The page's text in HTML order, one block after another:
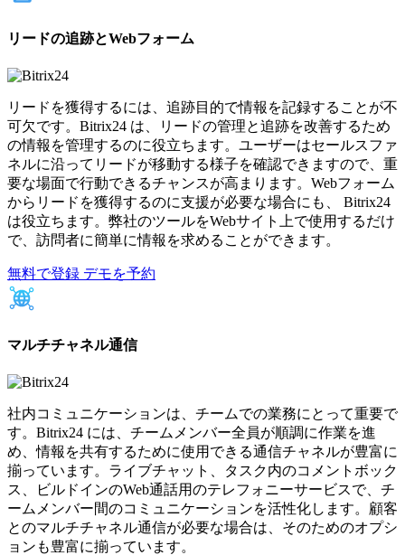
リードの追跡とWebフォーム
リードを獲得するには、追跡目的で情報を記録することが不
可欠です。Bitrix24 は、リードの管理と追跡を改善するため
の情報を管理するのに役立ちます。ユーザーはセールスファ
ネルに沿ってリードが移動する様子を確認できますので、重
要な場面で行動できるチャンスが高まります。Webフォーム
からリードを獲得するのに支援が必要な場合にも、 Bitrix24
は役立ちます。弊社のツールをWebサイト上で使用するだけ
で、訪問者に簡単に情報を求めることができます。
無料で登録 デモを予約
マルチチャネル通信
社内コミュニケーションは、チームでの業務にとって重要で
す。Bitrix24 には、チームメンバー全員が順調に作業を進
め、情報を共有するために使用できる通信チャネルが豊富に
揃っています。ライブチャット、タスク内のコメントボック
ス、ビルドインのWeb通話用のテレフォニーサービスで、チ
ームメンバー間のコミュニケーションを活性化します。顧客
とのマルチチャネル通信が必要な場合は、そのためのオプシ
ョンも豊富に揃っています。